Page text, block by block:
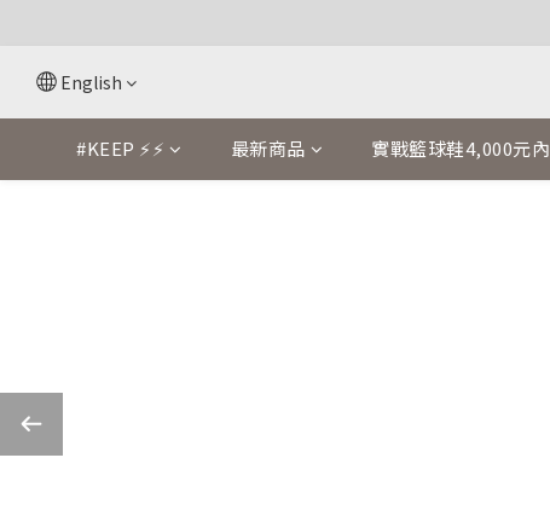
English
#KEEP ⚡⚡ 最新商品 實戰籃球鞋4,000元內